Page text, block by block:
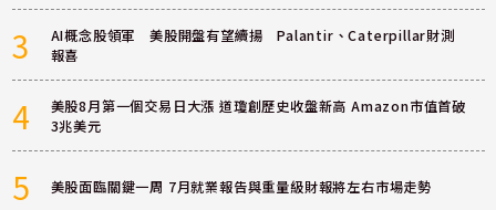
3
AI概念股領軍 美股開盤有望續揚 Palantir、Caterpillar財測
報喜
4
美股8月第一個交易日大漲 道瓊創歷史收盤新高 Amazon市值首破
3兆美元
5 美股面臨關鍵一周 7月就業報告與重量級財報將左右市場走勢